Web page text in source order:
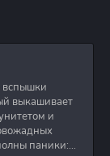
вспышки
выкашивает
и
паники: